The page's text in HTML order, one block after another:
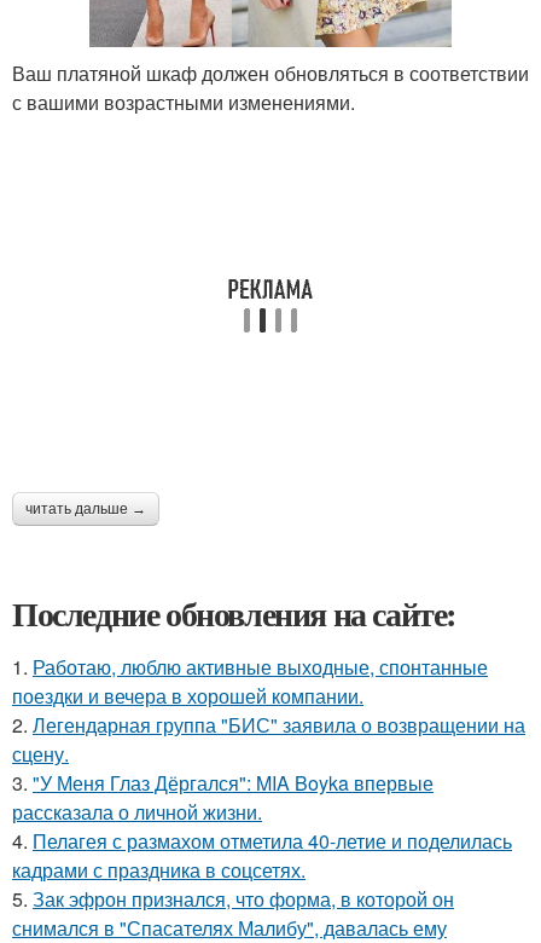
Ваш платяной шкаф должен обновляться в соответствии
с вашими возрастными изменениями.
читать дальше →
Последние обновления на сайте:
1. Работаю, люблю активные выходные, спонтанные
поездки и вечера в хорошей компании.
2. Легендарная группа "БИС" заявила о возвращении на
сцену.
3. "У Меня Глаз Дёргался": MIA Boyka впервые
рассказала о личной жизни.
4. Пелагея с размахом отметила 40-летие и поделилась
кадрами с праздника в соцсетях.
5. Зак эфрон признался, что форма, в которой он
снимался в "Спасателях Малибу", давалась ему